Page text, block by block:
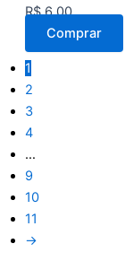
R$6,00
Comprar
1
2
3
4
…
9
10
11
→